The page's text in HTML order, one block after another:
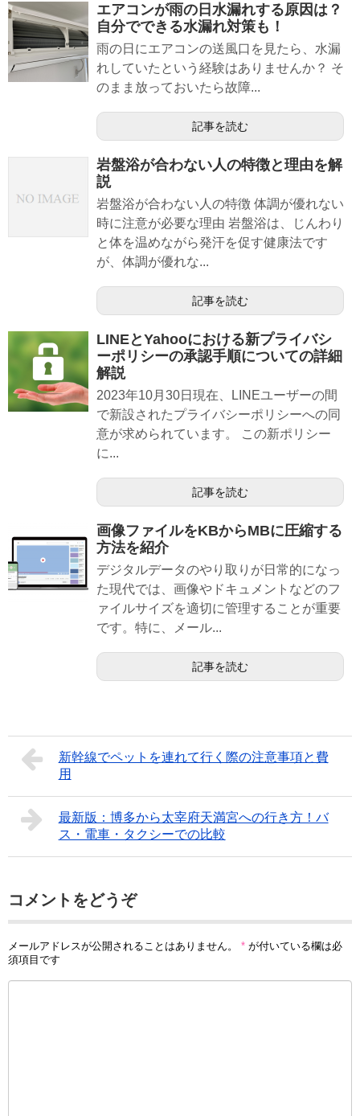
エアコンが雨の日水漏れする原因は？
自分でできる水漏れ対策も！
雨の日にエアコンの送風口を見たら、水漏
れしていたという経験はありませんか？ そ
のまま放っておいたら故障...
記事を読む
岩盤浴が合わない人の特徴と理由を解
説
岩盤浴が合わない人の特徴 体調が優れない
時に注意が必要な理由 岩盤浴は、じんわり
と体を温めながら発汗を促す健康法です
が、体調が優れな...
記事を読む
LINEとYahooにおける新プライバシ
ーポリシーの承認手順についての詳細
解説
2023年10月30日現在、LINEユーザーの間
で新設されたプライバシーポリシーへの同
意が求められています。 この新ポリシー
に...
記事を読む
画像ファイルをKBからMBに圧縮する
方法を紹介
デジタルデータのやり取りが日常的になっ
た現代では、画像やドキュメントなどのフ
ァイルサイズを適切に管理することが重要
です。特に、メール...
記事を読む
新幹線でペットを連れて行く際の注意事項と費
用
最新版：博多から太宰府天満宮への行き方！バ
ス・電車・タクシーでの比較
コメントをどうぞ
メールアドレスが公開されることはありません。 * が付いている欄は必
須項目です